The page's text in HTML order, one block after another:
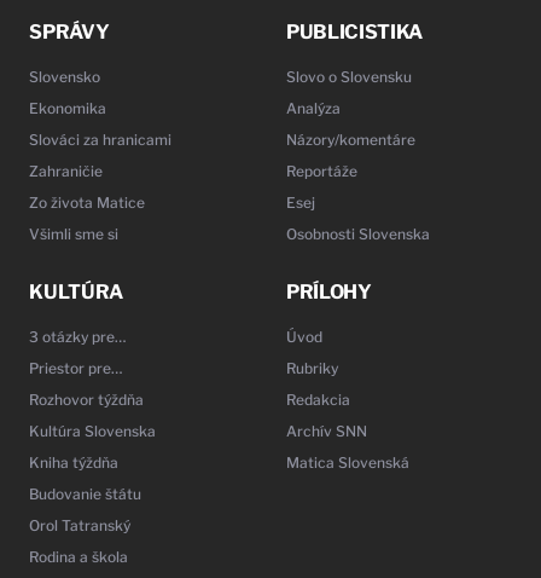
SPRÁVY
Slovensko
Ekonomika
Slováci za hranicami
Zahraničie
Zo života Matice
Všimli sme si
PUBLICISTIKA
Slovo o Slovensku
Analýza
Názory/komentáre
Reportáže
Esej
Osobnosti Slovenska
KULTÚRA
3 otázky pre…
Priestor pre…
Rozhovor týždňa
Kultúra Slovenska
Kniha týždňa
Budovanie štátu
Orol Tatranský
Rodina a škola
PRÍLOHY
Úvod
Rubriky
Redakcia
Archív SNN
Matica Slovenská